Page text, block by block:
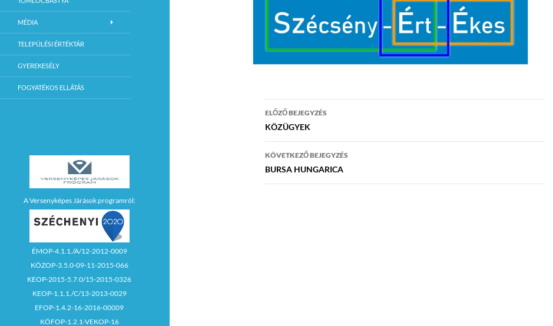
Bejegyzés
navigáció
ELŐZŐ BEJEGYZÉS
KÖZÜGYEK
KÖVETKEZŐ BEJEGYZÉS
BURSA HUNGARICA
MÉDIA
TELEPÜLÉSI ÉRTÉKTÁR
GYEREKESÉLY
FOGYATÉKOS ELLÁTÁS
A Versenyképes Járások programról:
ÉMOP-4.1.1./A/12-2012-0009
KÖZOP-3.5.0-09-11-2015-066
KEOP-2015-5.7.0/15-2015-0326
KEOP-1.1.1./C/13-2013-0029
EFOP-1.4.2-16-2016-00009
KÖFOP-1.2.1-VEKOP-16